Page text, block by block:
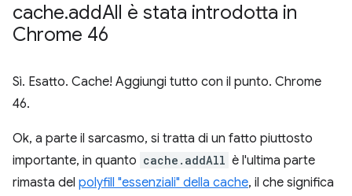
cache.addAll è stata introdotta in
Chrome 46
Sì. Esatto. Cache! Aggiungi tutto con il punto. Chrome
46.
Ok, a parte il sarcasmo, si tratta di un fatto piuttosto
importante, in quanto cache.addAll è l'ultima parte
rimasta del polyfill "essenziali" della cache, il che significa